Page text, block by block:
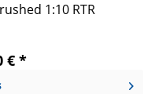
1:10 RTR
€ *